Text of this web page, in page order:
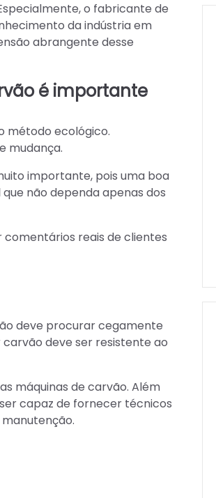
o fabricante de
da indústria em
abrangente desse
é importante
método ecológico.
mudança.
importante, pois uma boa
não dependa apenas dos
comentários reais de clientes
deve procurar cegamente
carvão deve ser resistente ao
máquinas de carvão. Além
capaz de fornecer técnicos